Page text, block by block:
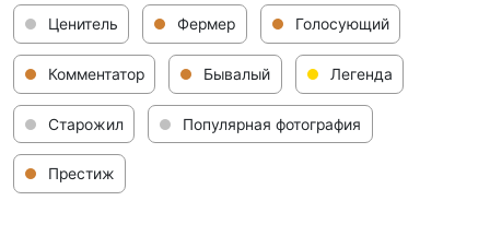
Ценитель Фермер Голосующий
Комментатор Бывалый Легенда
Старожил Популярная фотография
Престиж